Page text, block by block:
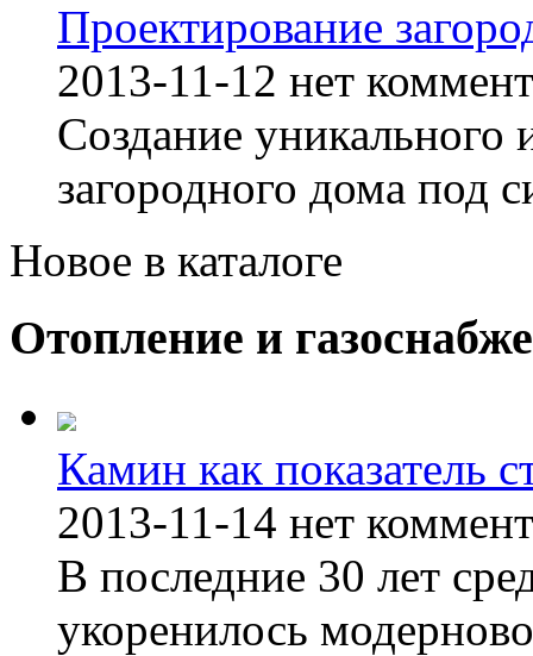
Проектирование
2013-11-12 нет
Создание уникального
загородного дома под
Новое в каталоге
Отопление и
Камин как показатель
2013-11-14 нет
В последние 30 лет
укоренилось